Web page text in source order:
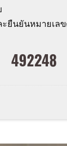
ยืนยันหมายเลข